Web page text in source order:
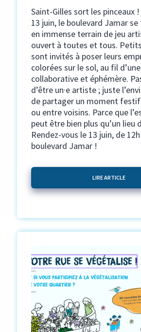
Saint-Gilles sort les pinceaux
13 juin, le boulevard Jamar
en immense terrain de jeu
ouvert à toutes et tous.
sont invités à poser leurs
colorées sur le sol, au fil
collaborative et éphémère.
d’être un·e artiste ; juste
de partager un moment
ou entre voisins. Parce que
peut être bien plus qu’un lieu
Rendez-vous le 13 juin, de
boulevard Jamar !
LIRE ARTICLE